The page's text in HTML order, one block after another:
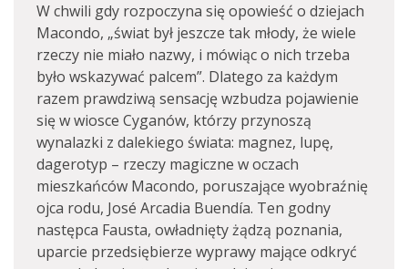
W chwili gdy rozpoczyna się opowieść o dziejach
Macondo, „świat był jeszcze tak młody, że wiele
rzeczy nie miało nazwy, i mówiąc o nich trzeba
było wskazywać palcem”. Dlatego za każdym
razem prawdziwą sensację wzbudza pojawienie
się w wiosce Cyganów, którzy przynoszą
wynalazki z dalekiego świata: magnez, lupę,
dagerotyp – rzeczy magiczne w oczach
mieszkańców Macondo, poruszające wyobraźnię
ojca rodu, José Arcadia Buendía. Ten godny
następca Fausta, owładnięty żądzą poznania,
uparcie przedsiębierze wyprawy mające odkryć